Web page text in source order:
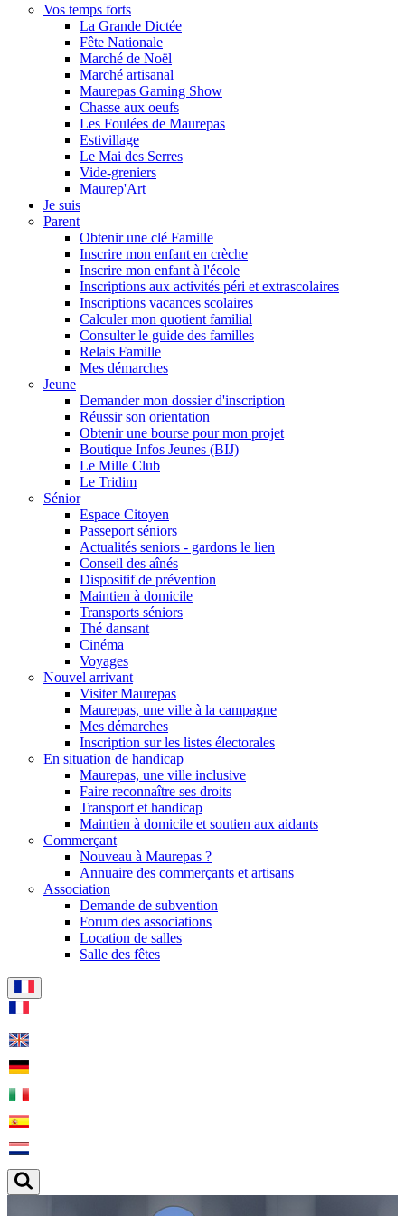
Vos temps forts
La Grande Dictée
Fête Nationale
Marché de Noël
Marché artisanal
Maurepas Gaming Show
Chasse aux oeufs
Les Foulées de Maurepas
Estivillage
Le Mai des Serres
Vide-greniers
Maurep'Art
Je suis
Parent
Obtenir une clé Famille
Inscrire mon enfant en crèche
Inscrire mon enfant à l'école
Inscriptions aux activités péri et extrascolaires
Inscriptions vacances scolaires
Calculer mon quotient familial
Consulter le guide des familles
Relais Famille
Mes démarches
Jeune
Demander mon dossier d'inscription
Réussir son orientation
Obtenir une bourse pour mon projet
Boutique Infos Jeunes (BIJ)
Le Mille Club
Le Tridim
Sénior
Espace Citoyen
Passeport séniors
Actualités seniors - gardons le lien
Conseil des aînés
Dispositif de prévention
Maintien à domicile
Transports séniors
Thé dansant
Cinéma
Voyages
Nouvel arrivant
Visiter Maurepas
Maurepas, une ville à la campagne
Mes démarches
Inscription sur les listes électorales
En situation de handicap
Maurepas, une ville inclusive
Faire reconnaître ses droits
Transport et handicap
Maintien à domicile et soutien aux aidants
Commerçant
Nouveau à Maurepas ?
Annuaire des commerçants et artisans
Association
Demande de subvention
Forum des associations
Location de salles
Salle des fêtes